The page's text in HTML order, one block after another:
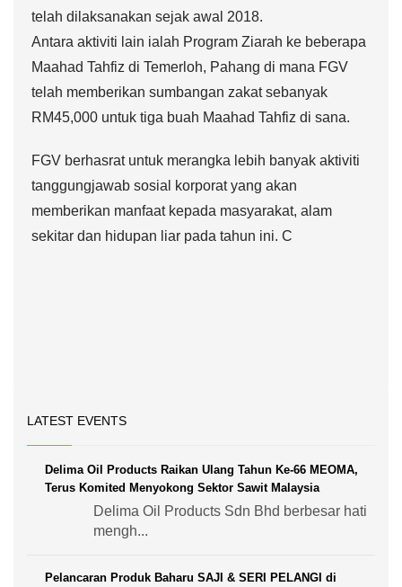
telah dilaksanakan sejak awal 2018.
Antara aktiviti lain ialah Program Ziarah ke beberapa
Maahad Tahfiz di Temerloh, Pahang di mana FGV
telah memberikan sumbangan zakat sebanyak
RM45,000 untuk tiga buah Maahad Tahfiz di sana.
FGV berhasrat untuk merangka lebih banyak aktiviti
tanggungjawab sosial korporat yang akan
memberikan manfaat kepada masyarakat, alam
sekitar dan hidupan liar pada tahun ini. C
LATEST EVENTS
Delima Oil Products Raikan Ulang Tahun Ke-66 MEOMA,
Terus Komited Menyokong Sektor Sawit Malaysia
Delima Oil Products Sdn Bhd berbesar hati
mengh...
Pelancaran Produk Baharu SAJI & SERI PELANGI di